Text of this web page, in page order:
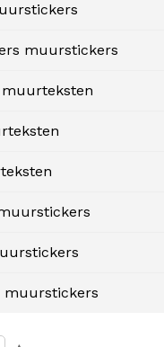
muurstickers
muurteksten
muurstickers